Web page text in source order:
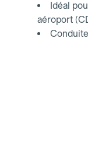
Idéal
aéroport